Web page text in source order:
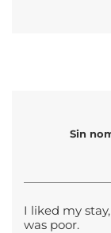
Sin
I liked my
was poor.